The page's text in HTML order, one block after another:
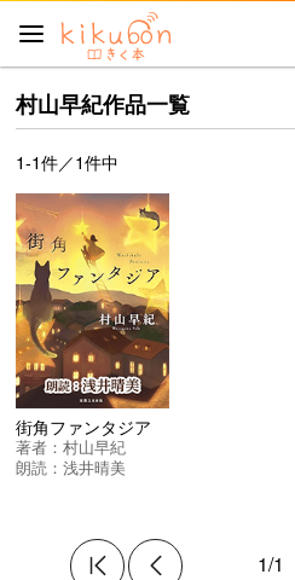
村山早紀作品一覧
1-1件／1件中
街角ファンタジア
著者：村山早紀
朗読：浅井晴美
1/1